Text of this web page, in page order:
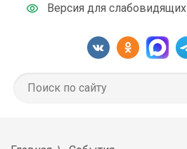
Версия для слабовидящих